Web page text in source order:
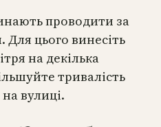
проводити за
Для цього винесіть
на декілька
тривалість
вулиці.